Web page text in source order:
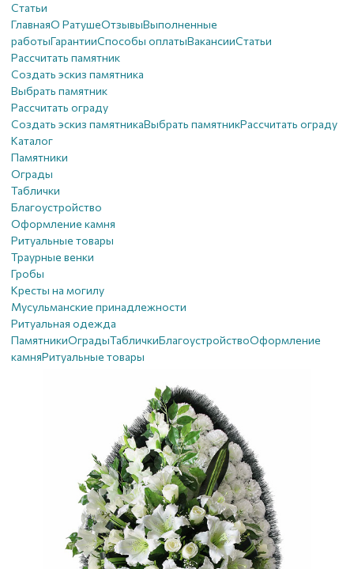
Статьи
ГлавнаяО РатушеОтзывыВыполненные
работыГарантииСпособы оплатыВакансииСтатьи
Рассчитать памятник
Создать эскиз памятника
Выбрать памятник
Рассчитать ограду
Создать эскиз памятникаВыбрать памятникРассчитать ограду
Каталог
Памятники
Ограды
Таблички
Благоустройствo
Оформление камня
Ритуальные товары
Траурные венки
Гробы
Кресты на могилу
Мусульманские принадлежности
Ритуальная одежда
ПамятникиОградыТабличкиБлагоустройствoОформление
камняРитуальные товары